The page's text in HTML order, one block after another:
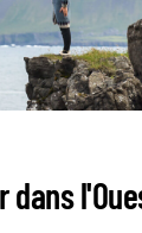
dans